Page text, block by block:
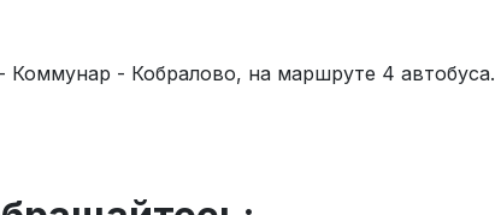
- Кобралово, на маршруте 4 автобуса.